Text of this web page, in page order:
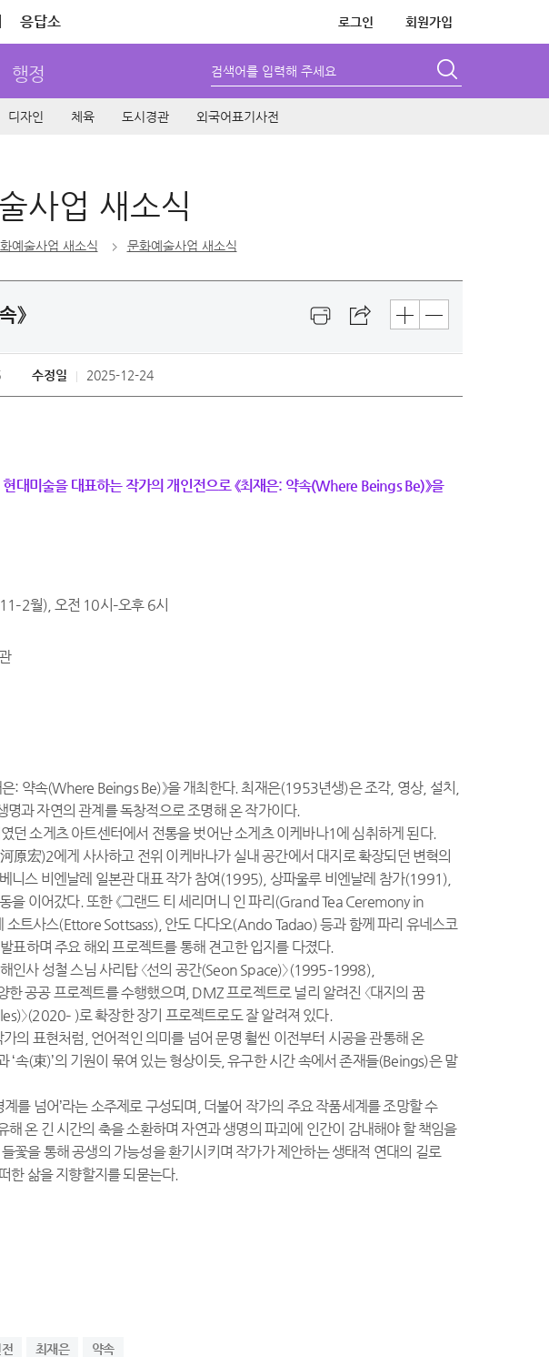
응답소 로그인 회원가입
행정 검색어를 입력해 주세요
디자인 체육 도시경관 외국어표기사전
사업 새소식
예술사업 새소식 문화예술사업 새소식
》
수정일 2025-12-24
미술을 대표하는 작가의 개인전으로 《최재은: 약속(Where Beings Be)》을
월), 오전 10시–오후 6시
: 약속(Where Beings Be)》을 개최한다. 최재은(1953년생)은 조각, 영상, 설치,
과 자연의 관계를 독창적으로 조명해 온 작가이다.
소게츠 아트센터에서 전통을 벗어난 소게츠 이케바나1에 심취하게 된다.
宏)2에게 사사하고 전위 이케바나가 실내 공간에서 대지로 확장되던 변혁의
니스 비엔날레 일본관 대표 작가 참여(1995), 상파울루 비엔날레 참가(1991),
이어갔다. 또한 《그랜드 티 세리머니 인 파리(Grand Tea Ceremony in
트사스(Ettore Sottsass), 안도 다다오(Ando Tadao) 등과 함께 파리 유네스코
표하며 주요 해외 프로젝트를 통해 견고한 입지를 다졌다.
사 성철 스님 사리탑 〈선의 공간(Seon Space)〉(1995–1998),
공공 프로젝트를 수행했으며, DMZ 프로젝트로 널리 알려진 〈대지의 꿈
〉(2020– )로 확장한 장기 프로젝트로도 잘 알려져 있다.
의 표현처럼, 언어적인 의미를 넘어 문명 훨씬 이전부터 시공을 관통해 온
‘속(束)’의 기원이 묶여 있는 형상이듯, 유구한 시간 속에서 존재들(Beings)은 말
계를 넘어’라는 소주제로 구성되며, 더불어 작가의 주요 작품세계를 조망할 수
온 긴 시간의 축을 소환하며 자연과 생명의 파괴에 인간이 감내해야 할 책임을
꽃을 통해 공생의 가능성을 환기시키며 작가가 제안하는 생태적 연대의 길로
한 삶을 지향할지를 되묻는다.
최재은 약속